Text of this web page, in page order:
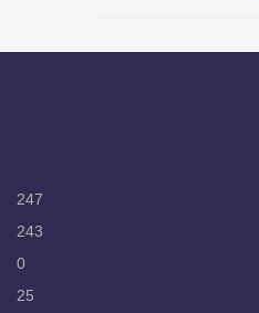
247
243
0
25